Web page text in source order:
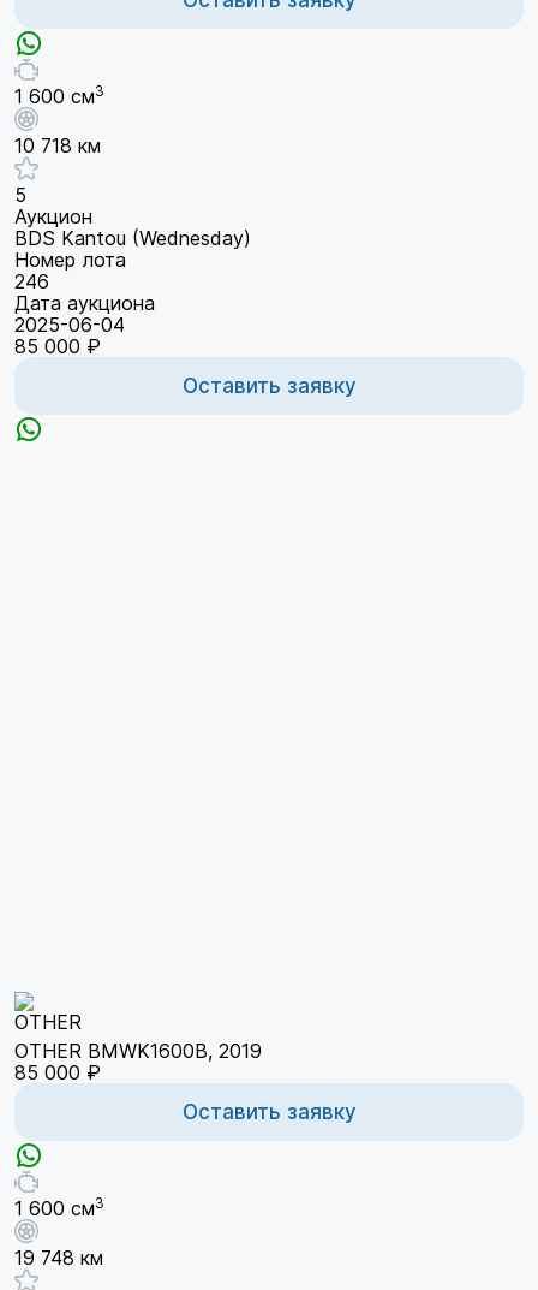
1 600 см3
10 718 км
5
Аукцион
BDS Kantou (Wednesday)
Номер лота
246
Дата аукциона
2025-06-04
85 000 ₽
Оставить заявку
OTHER BMWK1600B, 2019
85 000 ₽
Оставить заявку
1 600 см3
19 748 км